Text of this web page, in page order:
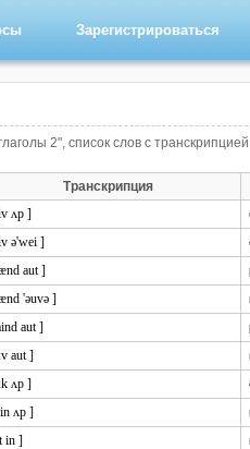
Зарегистрироваться
2", список слов с
Транскрипция
ʌp ]
ə'wei ]
aut ]
'əuvə ]
aut ]
aut ]
ʌp ]
ʌp ]
in ]